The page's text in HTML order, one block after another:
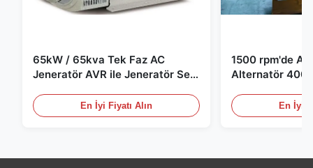
65kW / 65kva Tek Faz AC
Jeneratör AVR ile Jeneratör Set
En İyi Fiyatı Alın
1500 rpm'de
Alternatör 400
En İyi